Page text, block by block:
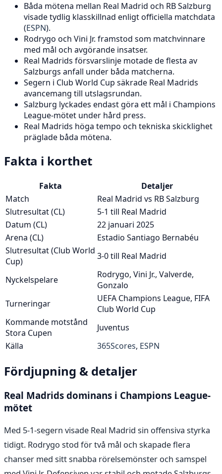
Båda mötena mellan Real Madrid och RB Salzburg
visade tydlig klasskillnad enligt officiella matchdata
(ESPN).
Rodrygo och Vini Jr. framstod som matchvinnare
med mål och avgörande insatser.
Real Madrids försvarslinje motade de flesta av
Salzburgs anfall under båda matcherna.
Segern i Club World Cup säkrade Real Madrids
avancemang till utslagsrundan.
Salzburg lyckades endast göra ett mål i Champions
League-mötet under hård press.
Real Madrids höga tempo och tekniska skicklighet
präglade båda mötena.
Fakta i korthet
Fakta
Detaljer
Match
Real Madrid vs RB Salzburg
Slutresultat (CL)
5-1 till Real Madrid
Datum (CL)
22 januari 2025
Arena (CL)
Estadio Santiago Bernabéu
Slutresultat (Club World
Cup)
3-0 till Real Madrid
Nyckelspelare
Rodrygo, Vini Jr., Valverde,
Gonzalo
Turneringar
UEFA Champions League, FIFA
Club World Cup
Kommande motstånd
Stora Cupen
Juventus
Källa
365Scores, ESPN
Fördjupning & detaljer
Real Madrids dominans i Champions League-
mötet
Med 5-1-segern visade Real Madrid sin offensiva styrka
tidigt. Rodrygo stod för två mål och skapade flera
chanser med sitt snabba rörelsemönster och samspel